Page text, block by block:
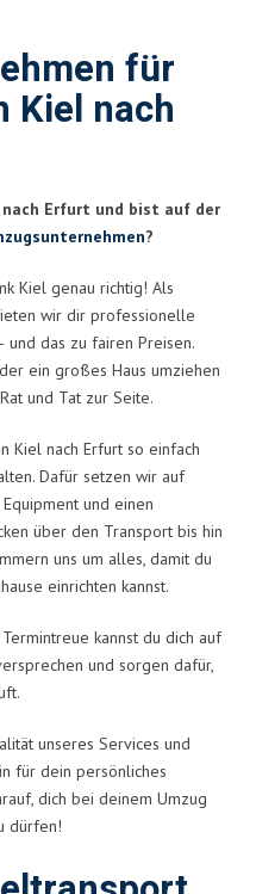
für
Kiel nach
Erfurt und bist auf der
?
Kiel genau richtig! Als
wir dir professionelle
das zu fairen Preisen.
ein großes Haus umziehen
und Tat zur Seite.
Kiel nach Erfurt so einfach
Dafür setzen wir auf
und einen
über den Transport bis hin
uns um alles, damit du
einrichten kannst.
kannst du dich auf
und sorgen dafür,
unseres Services und
für dein persönliches
dich bei deinem Umzug
dürfen!